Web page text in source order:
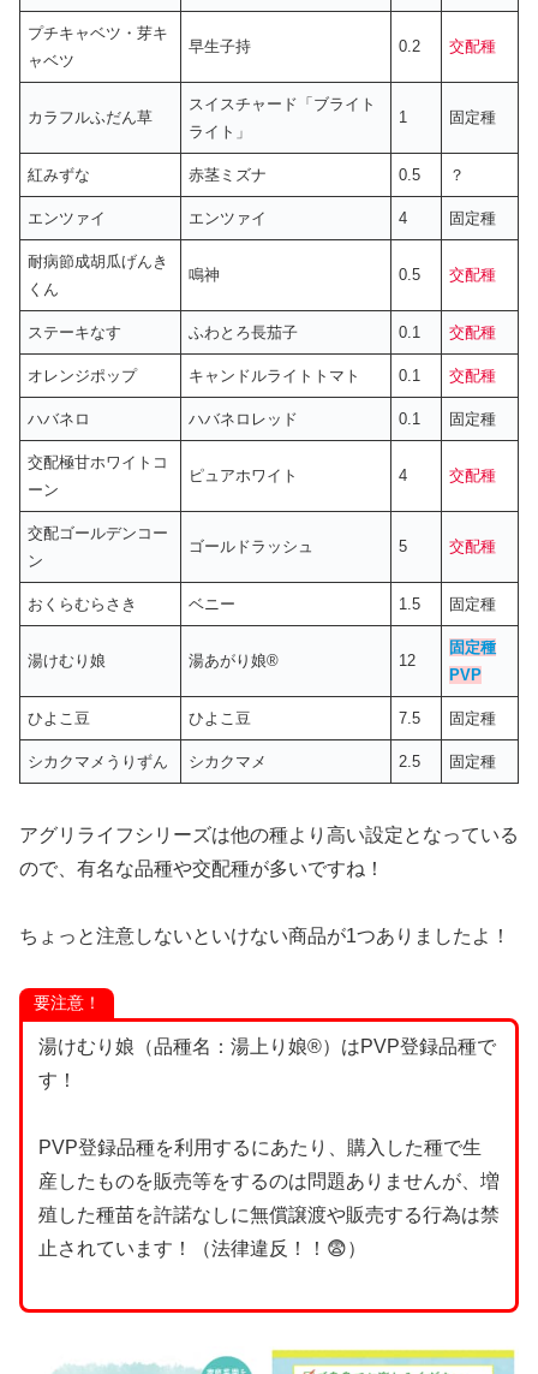
プチキャベツ・芽キ
ャベツ
早生子持 0.2 交配種
カラフルふだん草
スイスチャード「ブライト
ライト」
1 固定種
紅みずな 赤茎ミズナ 0.5 ？
エンツァイ エンツァイ 4 固定種
耐病節成胡瓜げんき
くん
鳴神 0.5 交配種
ステーキなす ふわとろ長茄子 0.1 交配種
オレンジポップ キャンドルライトトマト 0.1 交配種
ハバネロ ハバネロレッド 0.1 固定種
交配極甘ホワイトコ
ーン
ピュアホワイト 4 交配種
交配ゴールデンコー
ン
ゴールドラッシュ 5 交配種
おくらむらさき ベニー 1.5 固定種
湯けむり娘 湯あがり娘® 12
固定種
PVP
ひよこ豆 ひよこ豆 7.5 固定種
シカクマメうりずん シカクマメ 2.5 固定種
アグリライフシリーズは他の種より高い設定となっている
ので、有名な品種や交配種が多いですね！
ちょっと注意しないといけない商品が1つありましたよ！
要注意！
湯けむり娘（品種名：湯上り娘®）はPVP登録品種で
す！
PVP登録品種を利用するにあたり、購入した種で生
産したものを販売等をするのは問題ありませんが、増
殖した種苗を許諾なしに無償譲渡や販売する行為は禁
止されています！（法律違反！！😨）